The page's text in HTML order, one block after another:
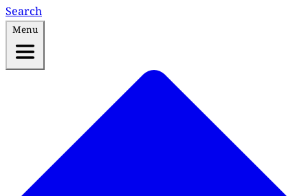
Search
Menu